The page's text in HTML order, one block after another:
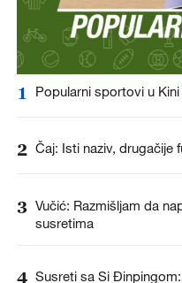
1 Popularni sportovi u Kini
2 Čaj: Isti naziv, drugačije
3 Vučić: Razmišljam da
susretima
4 Susreti sa Si